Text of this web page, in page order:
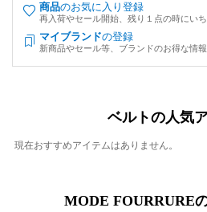
商品のお気に入り登録
再入荷やセール開始、残り１点の時にい
マイブランドの登録
新商品やセール等、ブランドのお得な情
ベルトの人気
現在おすすめアイテムはありません。
MODE FOURRURE